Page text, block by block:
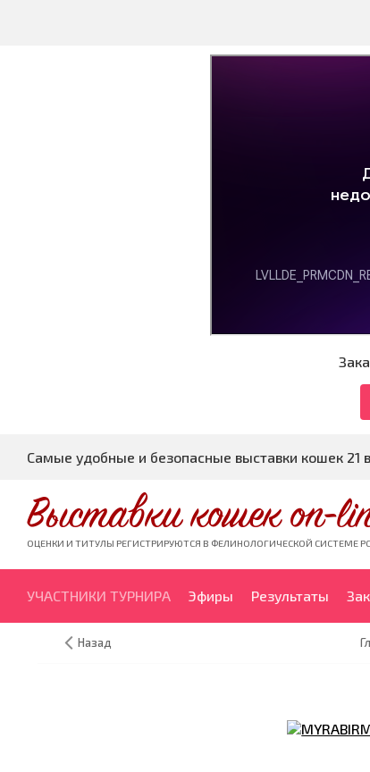
Самые удобные и безопасные выставки кошек 21
Выставки кошек on-
ОЦЕНКИ И ТИТУЛЫ РЕГИСТРИРУЮТСЯ В ФЕЛИНОЛОГИЧЕСКОЙ СИСТЕМЕ
УЧАСТНИКИ ТУРНИРА Эфиры Результаты
Назад